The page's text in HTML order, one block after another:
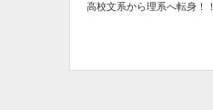
高校文系から理系へ転身！！